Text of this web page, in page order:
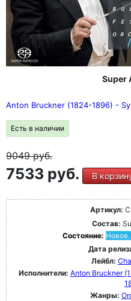
Super
Anton Bruckner (1824-1896) -
Есть в наличии
9049руб.
7533 руб. В
Артикул:
Состав:
Состояние: Новое.
Дата
Лейбл:
Исполнители: Anton Bruckner
Жанры: